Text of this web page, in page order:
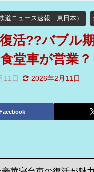
道ニュース速報 東日本）
活??バブル
堂車が営業？
11日 2026年2月11日
Facebook